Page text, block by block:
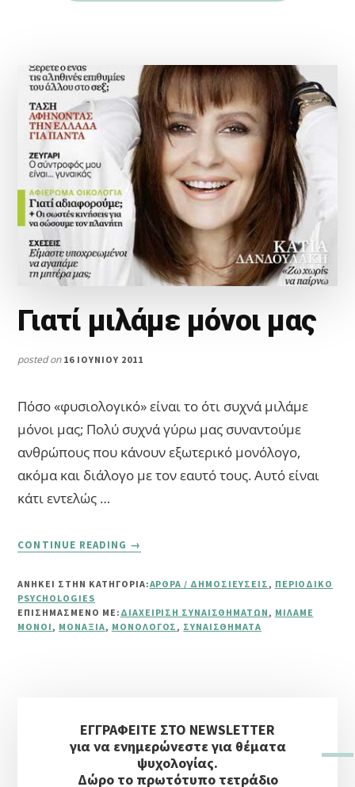
Γιατί μιλάμε μόνοι μας
posted on 16 ΙΟΥΝΊΟΥ 2011
Πόσο «φυσιολογικό» είναι το ότι συχνά μιλάμε
μόνοι μας; Πολύ συχνά γύρω μας συναντούμε
ανθρώπους που κάνουν εξωτερικό μονόλογο,
ακόμα και διάλογο με τον εαυτό τους. Αυτό είναι
κάτι εντελώς …
CONTINUE READING
ΓΙΑΤΊ
ΜΌΝΟΙ
ΜΑΣ
→
ΑΝΗΚΕΙ ΣΤΗΝ ΚΑΤΗΓΟΡΙΑ:ΆΡΘΡΑ / ΔΗΜΟΣΙΕΎΣΕΙΣ , ΠΕΡΙΟΔΙΚΌ
PSYCHOLOGIES
ΕΠΙΣΗΜΑΣΜΈΝΟ ΜΕ: ΔΙΑΧΕΊΡΙΣΗ ΣΥΝΑΙΣΘΗΜΆΤΩΝ , ΜΙΛΆΜΕ
ΜΌΝΟΙ , ΜΟΝΑΞΙΆ, ΜΟΝΌΛΟΓΟΣ , ΣΥΝΑΙΣΘΉΜΑΤΑ
ΠλευρικήΕΓΓΡΑΦΕΙΤΕ ΣΤΟ NEWSLETTER
για να ενημερώνεστε για θέματα
ψυχολογίας.
Δώρο το πρωτότυπο τετράδιο